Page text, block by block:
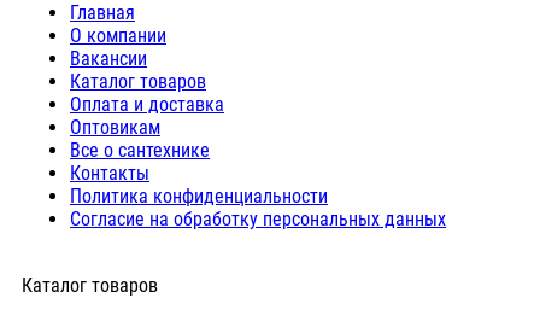
Главная
О компании
Вакансии
Каталог товаров
Оплата и доставка
Оптовикам
Все о сантехнике
Контакты
Политика конфиденциальности
Согласие на обработку персональных данных
Каталог товаров